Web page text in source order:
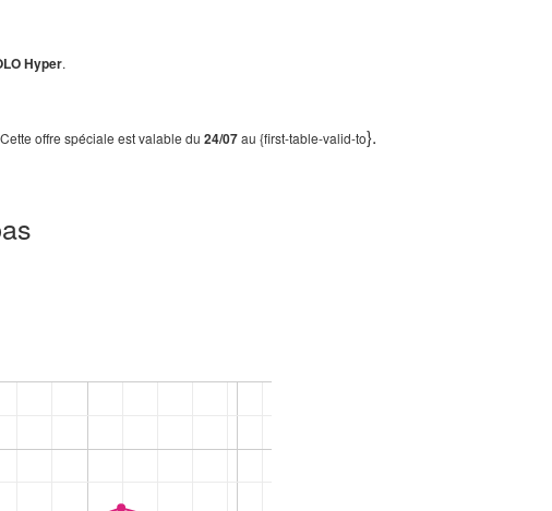
Hyper.
offre spéciale est valable du 24/07au {first-table-valid-to}.